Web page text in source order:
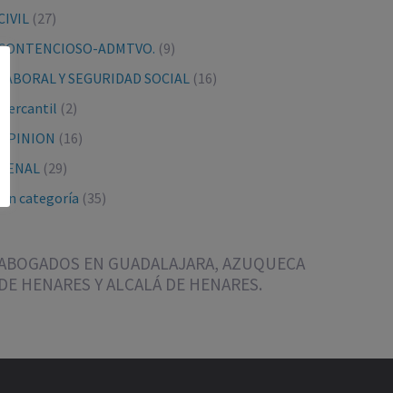
(27)
ADMTVO. (9)
LABORAL Y SEGURIDAD SOCIAL(16)
Mercantil (2)
OPINION (16)
PENAL(29)
Sin categoría (35)
EN GUADALAJARA, AZUQUECA
DE HENARES Y ALCALÁ DE HENARES.